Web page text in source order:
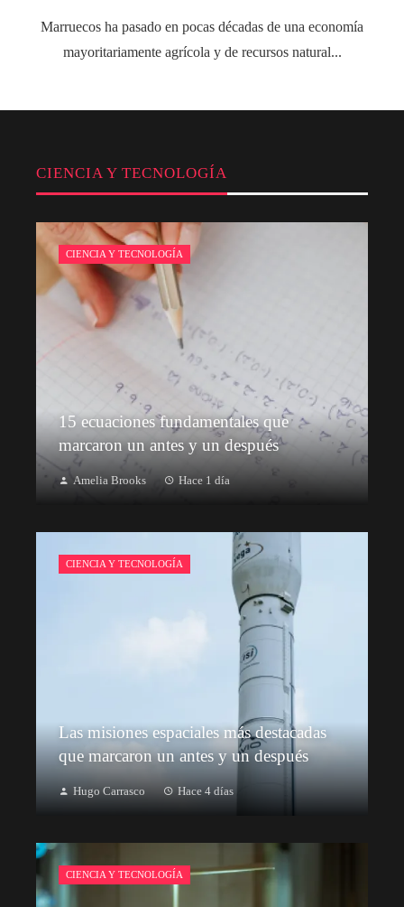
Marruecos ha pasado en pocas décadas de una economía
mayoritariamente agrícola y de recursos natural...
CIENCIA Y TECNOLOGÍA
CIENCIA Y TECNOLOGÍA
15 ecuaciones fundamentales que
marcaron un antes y un después
Amelia Brooks Hace 1 día
CIENCIA Y TECNOLOGÍA
Las misiones espaciales más destacadas
que marcaron un antes y un después
Hugo Carrasco Hace 4 días
CIENCIA Y TECNOLOGÍA